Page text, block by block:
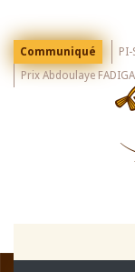
mainMenu
Top
Communiqué PI-
Prix Abdoulaye FADIGA